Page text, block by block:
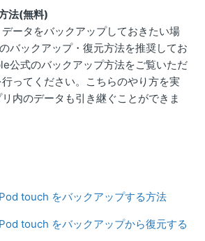
法(無料)
ータをバックアップしておきたい場
バックアップ・復元方法を推奨してお
公式のバックアップ方法をご覧いただ
ってください。こちらのやり方を実
内のデータも引き継ぐことができま
touch をバックアップする方法
touch をバックアップから復元する